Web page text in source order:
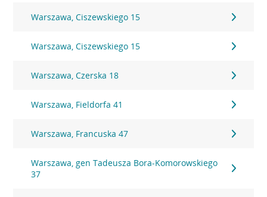
Warszawa, Ciszewskiego 15
Warszawa, Ciszewskiego 15
Warszawa, Czerska 18
Warszawa, Fieldorfa 41
Warszawa, Francuska 47
Warszawa, gen Tadeusza Bora-Komorowskiego
37